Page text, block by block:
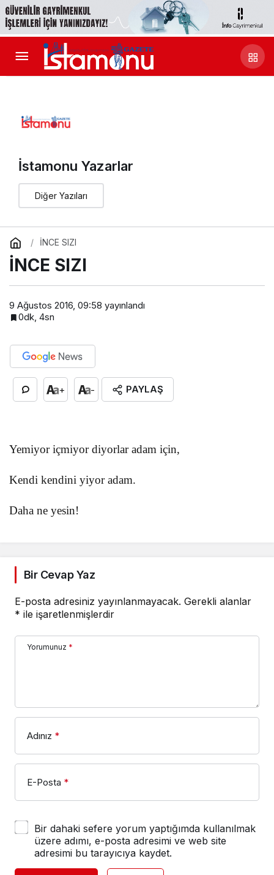
İstamonu Yazarlar
Diğer Yazıları
İNCE SIZI
İNCE SIZI
9 Ağustos 2016, 09:58 yayınlandı
0dk, 4sn
+ - PAYLAŞ
Yemiyor içmiyor diyorlar adam için,
Kendi kendini yiyor adam.
Daha ne yesin!
Bir Cevap Yaz
E-posta adresiniz yayınlanmayacak. Gerekli alanlar
* ile işaretlenmişlerdir
Yorumunuz *
Adınız *
E-Posta *
Bir dahaki sefere yorum yaptığımda kullanılmak
üzere adımı, e-posta adresimi ve web site
adresimi bu tarayıcıya kaydet.